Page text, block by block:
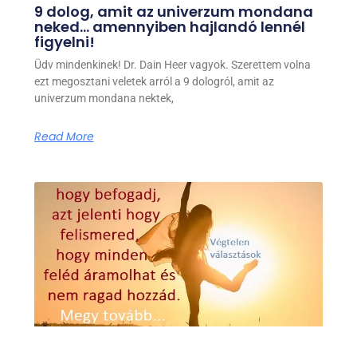
9 dolog, amit az univerzum mondana
neked… amennyiben hajlandó lennél
figyelni!
Üdv mindenkinek! Dr. Dain Heer vagyok. Szerettem volna
ezt megosztani veletek arról a 9 dologról, amit az
univerzum mondana nektek,
Read More